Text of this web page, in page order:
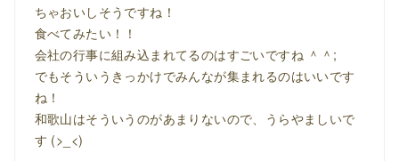
ちゃおいしそうですね！
食べてみたい！！
会社の行事に組み込まれてるのはすごいですね ＾＾;
でもそういうきっかけでみんなが集まれるのはいいです
ね！
和歌山はそういうのがあまりないので、うらやましいで
す (>_<)